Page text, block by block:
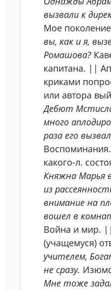
вызвали к
Мое
вы, как и я,
Ромашова?
капитана. ||
криками
или автора
Дебют
много
раза его
какого-л.
Княжна Марья
из
внимание на
вошел в
Война и мир.
(учащемуся)
учителем,
не сразу.
Мне тоже